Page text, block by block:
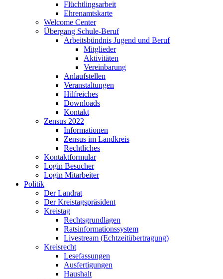
Flüchtlingsarbeit
Ehrenamtskarte
Welcome Center
Übergang Schule-Beruf
Arbeitsbündnis Jugend und Beruf
Mitglieder
Aktivitäten
Vereinbarung
Anlaufstellen
Veranstaltungen
Hilfreiches
Downloads
Kontakt
Zensus 2022
Informationen
Zensus im Landkreis
Rechtliches
Kontaktformular
Login Besucher
Login Mitarbeiter
Politik
Der Landrat
Der Kreistagspräsident
Kreistag
Rechtsgrundlagen
Ratsinformationssystem
Livestream (Echtzeitübertragung)
Kreisrecht
Lesefassungen
Ausfertigungen
Haushalt